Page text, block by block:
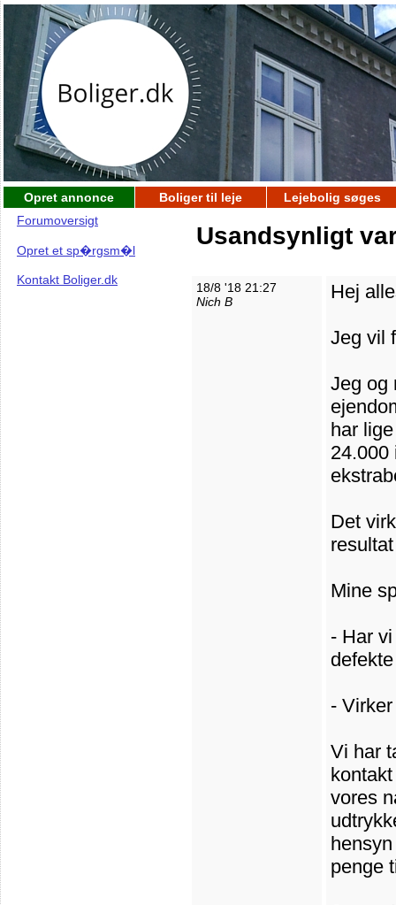
Opret annonce Boliger til leje
Lejebolig søges
Forumoversigt
Opret et sp�rgsm�l
Kontakt Boliger.dk
Usandsynligt
18/8 '18 21:27
Nich B
Hej
Jeg vil
Jeg og
har
24.000
Det
Mine
- Har
-
Vi har
vores
penge